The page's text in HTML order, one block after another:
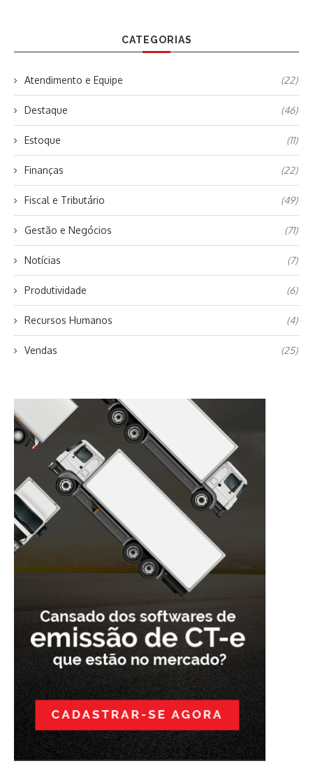
CATEGORIAS
Atendimento e Equipe (22)
Destaque (46)
Estoque (11)
Finanças (22)
Fiscal e Tributário (49)
Gestão e Negócios (71)
Notícias (7)
Produtividade (6)
Recursos Humanos (4)
Vendas (25)